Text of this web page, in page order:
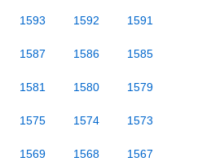
1593 1592 1591
1587 1586 1585
1581 1580 1579
1575 1574 1573
1569 1568 1567